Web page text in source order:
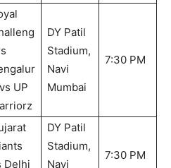
UP
DY Patil
Stadium,
Navi
Mumbai
7:30 PM
Delhi
DY Patil
Stadium,
Navi
7:30 PM